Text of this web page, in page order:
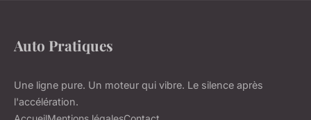
Auto Pratiques
Une ligne pure. Un moteur qui vibre. Le silence après
l'accélération.